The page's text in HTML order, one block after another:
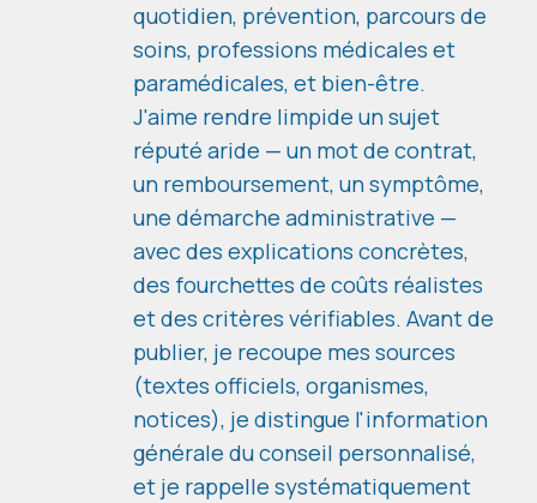
quotidien, prévention, parcours de
soins, professions médicales et
paramédicales, et bien-être.
J'aime rendre limpide un sujet
réputé aride — un mot de contrat,
un remboursement, un symptôme,
une démarche administrative —
avec des explications concrètes,
des fourchettes de coûts réalistes
et des critères vérifiables. Avant de
publier, je recoupe mes sources
(textes officiels, organismes,
notices), je distingue l'information
générale du conseil personnalisé,
et je rappelle systématiquement